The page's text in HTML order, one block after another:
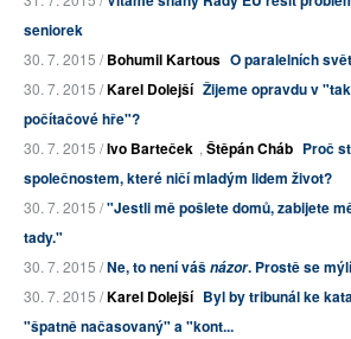
seniorek
30. 7. 2015 /Bohumil Kartous O paralelních
30. 7. 2015 /Karel Dolejší Žijeme opravdu v
počítačové hře"?
30. 7. 2015 /Ivo Barteček , Štěpán Cháb Proč
společnostem, které ničí mladým lidem život?
30. 7. 2015 /"Jestli mě pošlete domů, zabijete
tady."
30. 7. 2015 /Ne, to není vášnázor. Prostě se
30. 7. 2015 /Karel Dolejší Byl by tribunál ke
"špatně načasovaný" a "kont...